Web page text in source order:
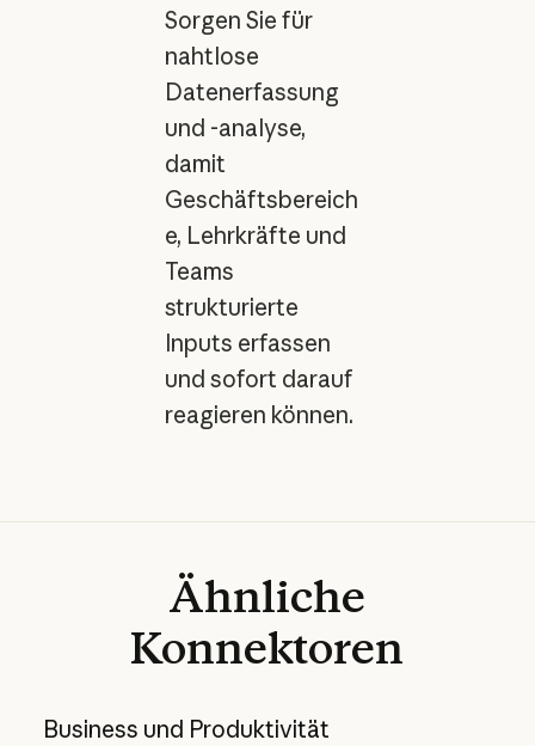
Sorgen Sie für
nahtlose
Datenerfassung
und -analyse,
damit
Geschäftsbereich
e, Lehrkräfte und
Teams
strukturierte
Inputs erfassen
und sofort darauf
reagieren können.
Ähnliche
Konnektoren
Business und Produktivität